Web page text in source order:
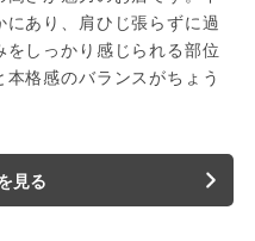
あり、肩ひじ張らずに過
しっかり感じられる部位
格感のバランスがちょう
見る